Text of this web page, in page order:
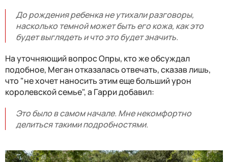
До рождения ребенка не утихали разговоры,
насколько темной может быть его кожа, как это
будет выглядеть и что это будет значить.
На уточняющий вопрос Опры, кто же обсуждал
подобное, Меган отказалась отвечать, сказав лишь,
что "не хочет наносить этим еще больший урон
королевской семье", а Гарри добавил:
Это было в самом начале. Мне некомфортно
делиться такими подробностями.